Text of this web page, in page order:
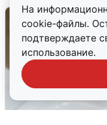
На
cookie-файлы.
подтверждаете
использование.